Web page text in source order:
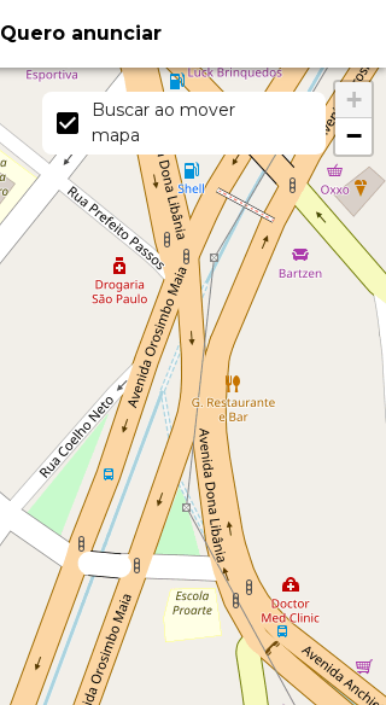
Quero anunciar
+
−
Buscar ao mover
mapa